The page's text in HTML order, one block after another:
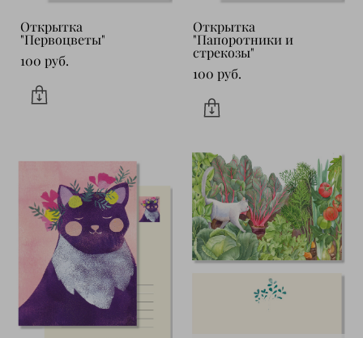
Открытка
"Первоцветы"
100 pуб.
Открытка
"Папоротники и
стрекозы"
100 pуб.